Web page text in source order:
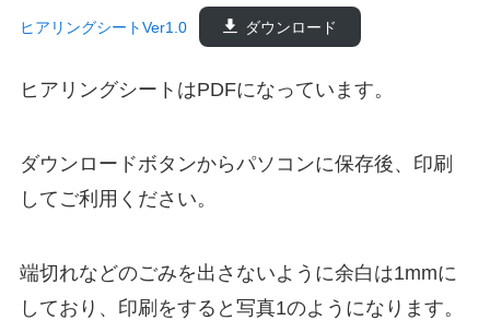
ヒアリングシートVer1.0 ダウンロード
ヒアリングシートはPDFになっています。
ダウンロードボタンからパソコンに保存後、印刷
してご利用ください。
端切れなどのごみを出さないように余白は1mmに
しており、印刷をすると写真1のようになります。